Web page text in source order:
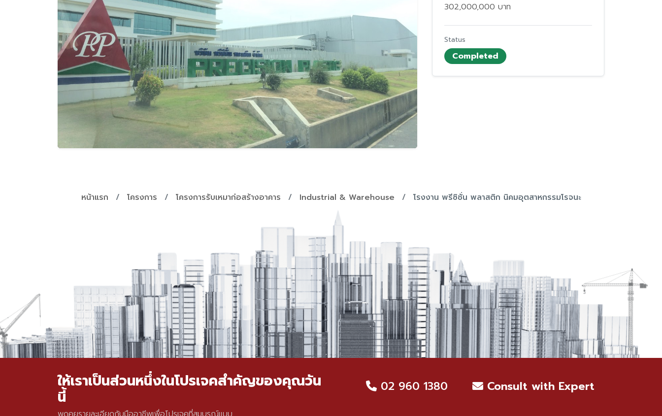
302,000,000 บาท
Status
Completed
หน้าแรก โครงการ โครงการรับเหมาก่อสร้างอาคาร Industrial & Warehouse โรงงาน พรีซิชั่น พลาสติก นิคมอุตสาหกรรมโรจนะ
ให้เราเป็นส่วนหนึ่งในโปรเจคสำคัญของคุณวัน
นี้
02 960 1380 Consult with Expert